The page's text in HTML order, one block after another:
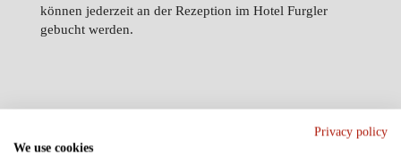
können jederzeit an der Rezeption im Hotel Furgler
gebucht werden.
Privacy policy
We use cookies